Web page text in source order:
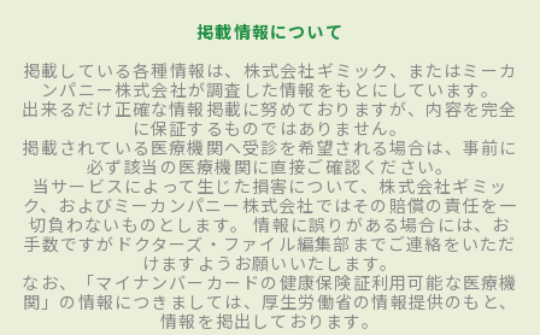
掲載情報について
掲載している各種情報は、株式会社ギミック、またはミーカ
ンパニー株式会社が調査した情報をもとにしています。
出来るだけ正確な情報掲載に努めておりますが、内容を完全
に保証するものではありません。
掲載されている医療機関へ受診を希望される場合は、事前に
必ず該当の医療機関に直接ご確認ください。
当サービスによって生じた損害について、株式会社ギミッ
ク、およびミーカンパニー株式会社ではその賠償の責任を一
切負わないものとします。 情報に誤りがある場合には、お
手数ですがドクターズ・ファイル編集部までご連絡をいただ
けますようお願いいたします。
なお、「マイナンバーカードの健康保険証利用可能な医療機
関」の情報につきましては、厚生労働省の情報提供のもと、
情報を掲出しております。